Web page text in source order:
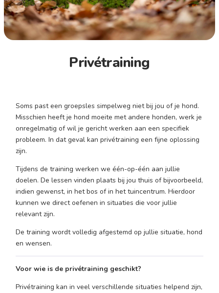
Privétraining
Soms past een groepsles simpelweg niet bij jou of je hond.
Misschien heeft je hond moeite met andere honden, werk je
onregelmatig of wil je gericht werken aan een specifiek
probleem. In dat geval kan privétraining een fijne oplossing
zijn.
Tijdens de training werken we één-op-één aan jullie
doelen. De lessen vinden plaats bij jou thuis of bijvoorbeeld,
indien gewenst, in het bos of in het tuincentrum. Hierdoor
kunnen we direct oefenen in situaties die voor jullie
relevant zijn.
De training wordt volledig afgestemd op jullie situatie, hond
en wensen.
Voor wie is de privétraining geschikt?
Privétraining kan in veel verschillende situaties helpend zijn,